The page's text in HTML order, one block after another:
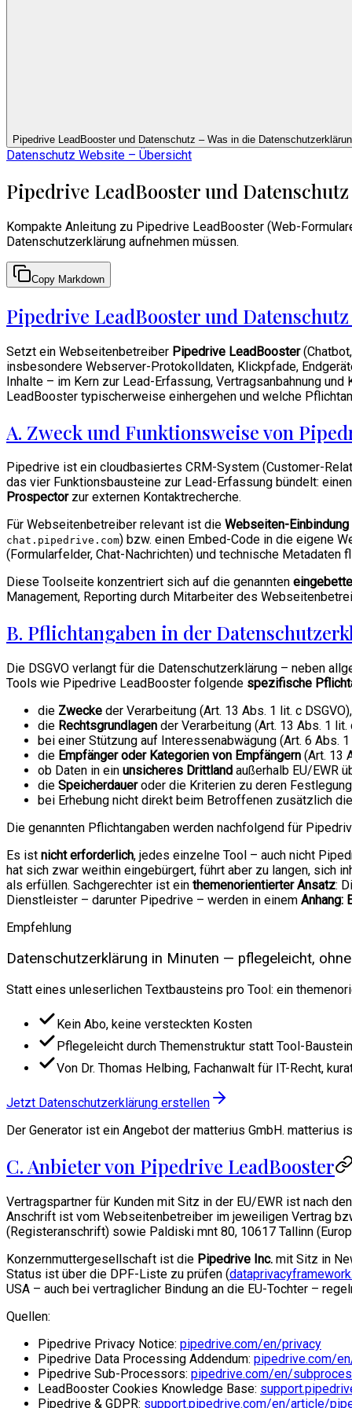
Pipedrive LeadBooster und Datenschutz – Was in die
Datenschutz Website – Übersicht
Pipedrive LeadBooster und
Kompakte Anleitung zu Pipedrive LeadBooster (Web-
Datenschutzerklärung aufnehmen müssen.
Copy Markdown
Pipedrive LeadBooster und
Setzt ein Webseitenbetreiber Pipedrive LeadBooster
insbesondere Webserver-Protokolldaten, Klickpfade,
Inhalte – im Kern zur Lead-Erfassung, Vertragsanbahnung
LeadBooster typischerweise einhergehen und welche
A. Zweck und Funktionsweise von
Pipedrive ist ein cloudbasiertes CRM-System (Customer-
das vier Funktionsbausteine zur Lead-Erfassung bündelt: einen
Prospectorzur externen Kontaktrecherche.
Für Webseitenbetreiber relevant ist die Webseiten-Einbindung
chat.pipedrive.com) bzw. einen Embed-Code in die eigene
(Formularfelder, Chat-Nachrichten) und technische
Diese Toolseite konzentriert sich auf die genannten
Management, Reporting durch Mitarbeiter des
B. Pflichtangaben in der
Die DSGVO verlangt für die Datenschutzerklärung – neben
Tools wie Pipedrive LeadBooster folgende spezifische
die Zwecke der Verarbeitung (Art. 13 Abs. 1 lit. c DSGVO),
die Rechtsgrundlagen der Verarbeitung (Art. 13 Abs. 1 lit.
bei einer Stützung auf Interessenabwägung (Art. 6 Abs.
die Empfänger oder Kategorien von Empfängern (Art. 13
ob Daten in ein unsicheres Drittland außerhalb EU/EWR
die Speicherdaueroder die Kriterien zu deren Festlegung
bei Erhebung nicht direkt beim Betroffenen zusätzlich die
Die genannten Pflichtangaben werden nachfolgend für
Es ist nicht erforderlich, jedes einzelne Tool – auch nicht
hat sich zwar weithin eingebürgert, führt aber zu langen, sich
als erfüllen. Sachgerechter ist ein themenorientierter Ansatz:
Dienstleister – darunter Pipedrive – werden in einem Anhang:
Empfehlung
Datenschutzerklärung in Minuten — pflegeleicht,
Statt eines unleserlichen Textbausteins pro Tool: ein
Kein Abo, keine versteckten Kosten
Pflegeleicht durch Themenstruktur statt Tool-
Von Dr. Thomas Helbing, Fachanwalt für IT-Recht,
Jetzt Datenschutzerklärung erstellen
Der Generator ist ein Angebot der matterius GmbH. matterius
C. Anbieter von Pipedrive LeadBooster
Vertragspartner für Kunden mit Sitz in der EU/EWR ist nach
Anschrift ist vom Webseitenbetreiber im jeweiligen Vertrag
(Registeranschrift) sowie Paldiski mnt 80, 10617 Tallinn
Konzernmuttergesellschaft ist die Pipedrive Inc. mit Sitz in
Status ist über die DPF-Liste zu prüfen (
USA – auch bei vertraglicher Bindung an die EU-Tochter –
Quellen:
Pipedrive Privacy Notice: pipedrive.com/en/privacy
Pipedrive Data Processing Addendum: pipedrive.com/
Pipedrive Sub-Processors: pipedrive.com/en/
LeadBooster Cookies Knowledge Base:
Pipedrive & GDPR: support.pipedrive.com/en/article/